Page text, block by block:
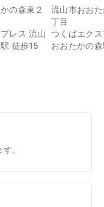
の森東２
レス 流山
徒歩15
流山市おお
丁目
つくばエク
おおたかの
。